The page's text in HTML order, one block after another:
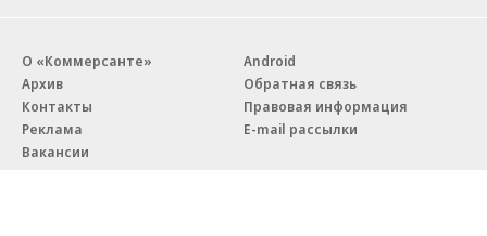
О «Коммерсанте»
Архив
Контакты
Реклама
Вакансии
Android
Обратная связь
Правовая информация
E-mail рассылки